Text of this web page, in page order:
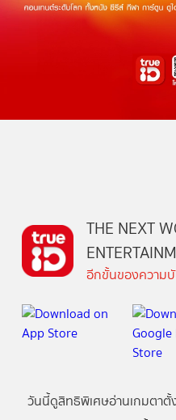
THE NEXT
อีกขั้นของความ
วันนี้ดูสิทธิพิเศษอ่านเกมตาตั้